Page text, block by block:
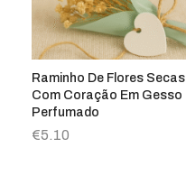
Raminho De Flores Secas
Com Coração Em Gesso
Perfumado
€5.10